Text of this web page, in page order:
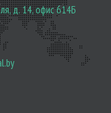
д. 14, офис 614Б